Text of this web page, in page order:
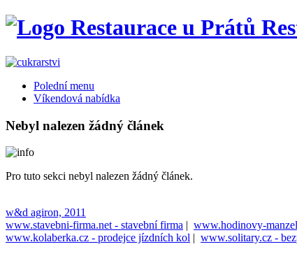
Polední menu
Víkendová nabídka
Nebyl nalezen žádný článek
Pro tuto sekci nebyl nalezen žádný článek.
w&d agiron, 2011
www.stavebni-firma.net - stavební firma | www.hodinovy-
www.kolaberka.cz - prodejce jízdních kol | www.solitary.cz -